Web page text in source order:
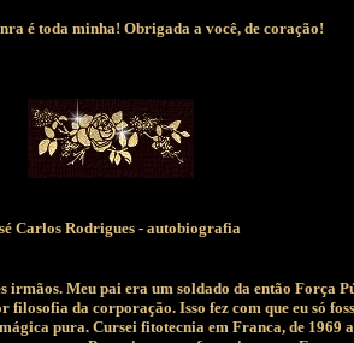
é toda minha! Obrigada a você, de coração!
Carlos Rodrigues - autobiografia
Meu pai era um soldado da então Força
da corporação. Isso fez com que eu só
pura. Cursei fitotecnia em Franca, de 1969